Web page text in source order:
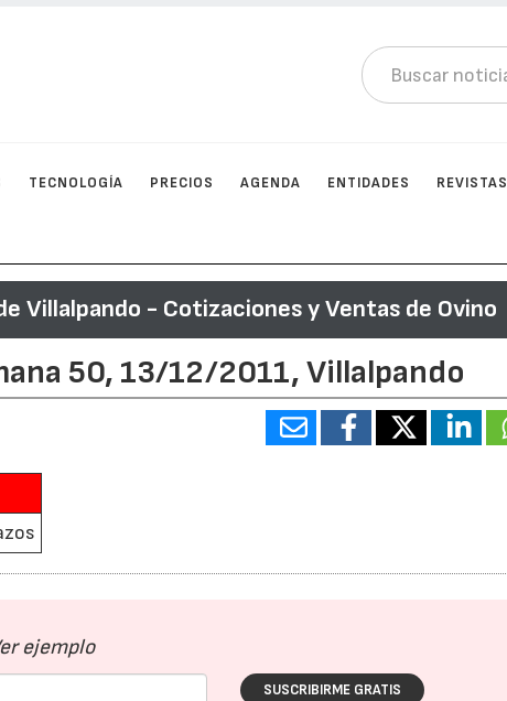
TECNOLOGÍA PRECIOS AGENDA ENTIDADES REVISTAS
Villalpando - Cotizaciones y Ventas de Ovino
50, 13/12/2011, Villalpando
ejemplo
SUSCRIBIRME GRATIS